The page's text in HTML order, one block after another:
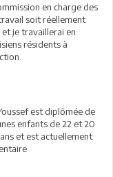
en charge des
soit réellement
je travaillerai en
résidents à
est diplômée de
enfants de 22 et 20
et est actuellement